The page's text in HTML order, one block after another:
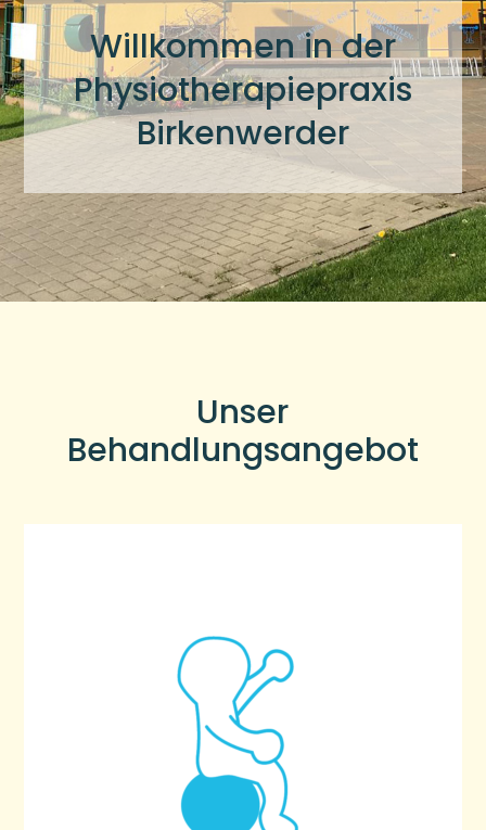
Willkommen in der
Physiotherapiepraxis
Birkenwerder
Unser
Behandlungsangebot